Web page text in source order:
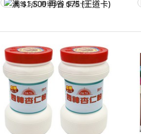
满 $1,500 再省 $75 (王道卡)